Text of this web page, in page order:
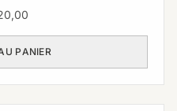
PANIER